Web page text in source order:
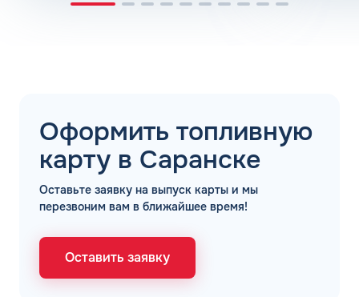
Оформить топливную
карту в Саранске
Оставьте заявку на выпуск карты и мы
перезвоним вам в ближайшее время!
Оставить заявку